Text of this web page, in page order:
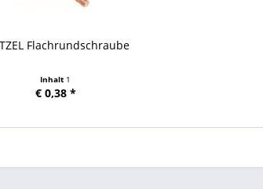
Flachrundschraube
Inhalt 1
€ 0,38 *